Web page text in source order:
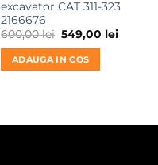
excavator CAT 311-323
2166676
600,00lei Prețul
inițial
a
fost:
600,00 lei.
549,00 leiPrețul
ADAUGA IN COS